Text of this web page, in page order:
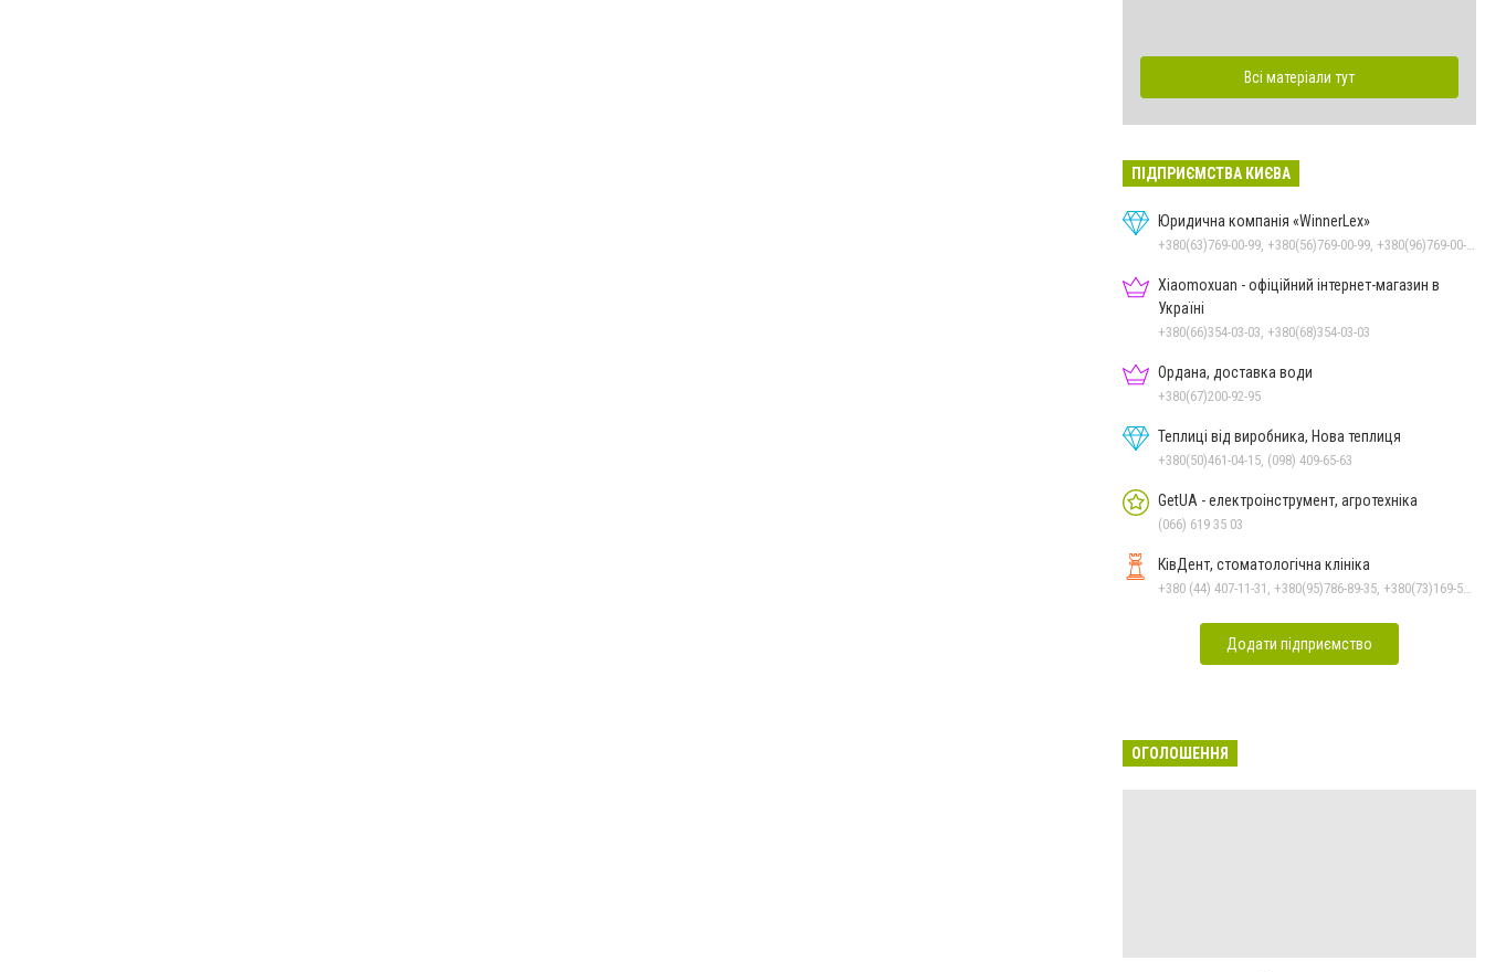
Всі матеріали тут
ПІДПРИЄМСТВА КИЄВА
Юридична компанія «WinnerLex»
Xiaomoxuan - офіційний інтернет-магазин в
Україні
+380(66)354-03-03, +380(68)354-03-03
Ордана, доставка води
+380(67)200-92-95
Теплиці від виробника, Нова теплиця
+380(50)461-04-15, (098) 409-65-63
GetUA - електроінструмент, агротехніка
(066) 619 35 03
КівДент, стоматологічна клініка
Додати підприємство
ОГОЛОШЕННЯ